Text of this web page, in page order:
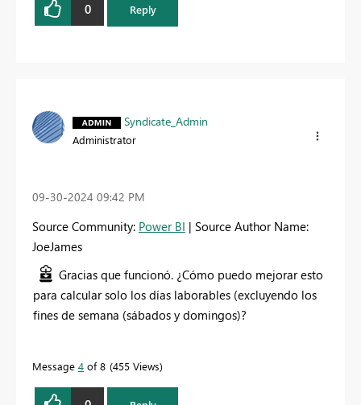
0 Reply
Syndicate_Admin
Administrator
‎09-30-2024 09:42 PM
Source Community: Power BI | Source Author Name:
JoeJames
Gracias que funcionó. ¿Cómo puedo mejorar esto
para calcular solo los días laborables (excluyendo los
fines de semana (sábados y domingos)?
Message 4 of 8 455 Views